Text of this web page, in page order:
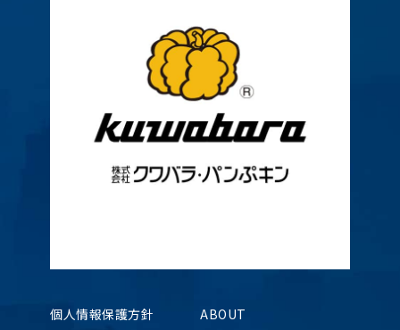
ABOUT
個人情報保護方針